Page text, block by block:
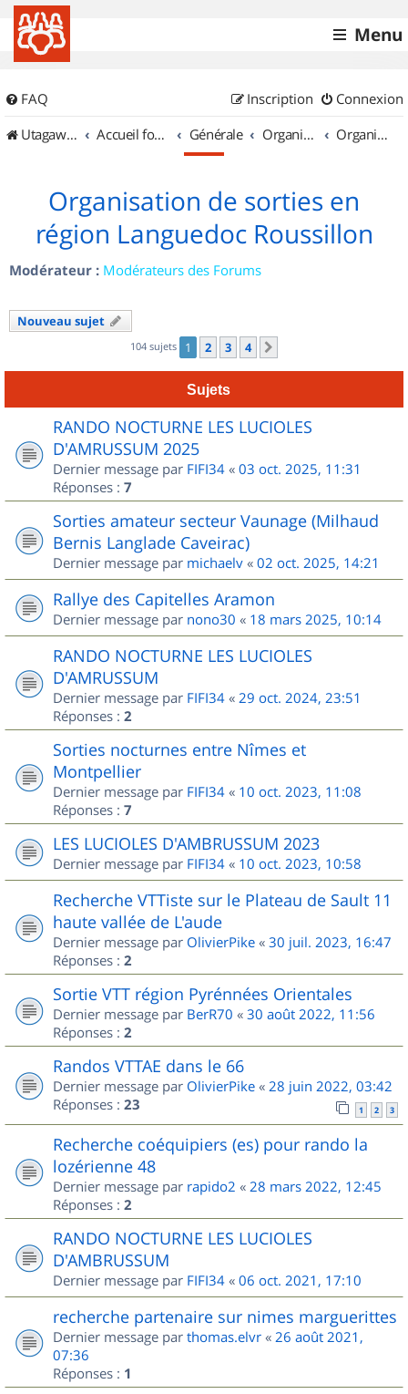
Menu
FAQ Connexion
Inscription
UtagawaVTT (Randos VTT et VTTAE avec traces GPS)
Accueil forum Générale Organisation de sorties & Recherche de partenaires Organisation de sorties en région Languedoc Roussillon
Organisation de sorties en
région Languedoc Roussillon
Modérateur : Modérateurs des Forums
Nouveau sujet
104 sujets 1 2 3 4
Sujets
RANDO NOCTURNE LES LUCIOLES
D'AMRUSSUM 2025
Dernier message par FIFI34 « 03 oct. 2025, 11:31
Réponses : 7
Sorties amateur secteur Vaunage (Milhaud
Bernis Langlade Caveirac)
Dernier message par michaelv « 02 oct. 2025, 14:21
Rallye des Capitelles Aramon
Dernier message par nono30 « 18 mars 2025, 10:14
RANDO NOCTURNE LES LUCIOLES
D'AMRUSSUM
Dernier message par FIFI34 « 29 oct. 2024, 23:51
Réponses : 2
Sorties nocturnes entre Nîmes et
Montpellier
Dernier message par FIFI34 « 10 oct. 2023, 11:08
Réponses : 7
LES LUCIOLES D'AMBRUSSUM 2023
Dernier message par FIFI34 « 10 oct. 2023, 10:58
Recherche VTTiste sur le Plateau de Sault 11
haute vallée de L'aude
Dernier message par OlivierPike « 30 juil. 2023, 16:47
Réponses : 2
Sortie VTT région Pyrénnées Orientales
Dernier message par BerR70 « 30 août 2022, 11:56
Réponses : 2
Randos VTTAE dans le 66
Dernier message par OlivierPike « 28 juin 2022, 03:42
Réponses : 23 1 2 3
Recherche coéquipiers (es) pour rando la
lozérienne 48
Dernier message par rapido2 « 28 mars 2022, 12:45
Réponses : 2
RANDO NOCTURNE LES LUCIOLES
D'AMBRUSSUM
Dernier message par FIFI34 « 06 oct. 2021, 17:10
recherche partenaire sur nimes marguerittes
Dernier message par thomas.elvr « 26 août 2021,
07:36
Réponses : 1